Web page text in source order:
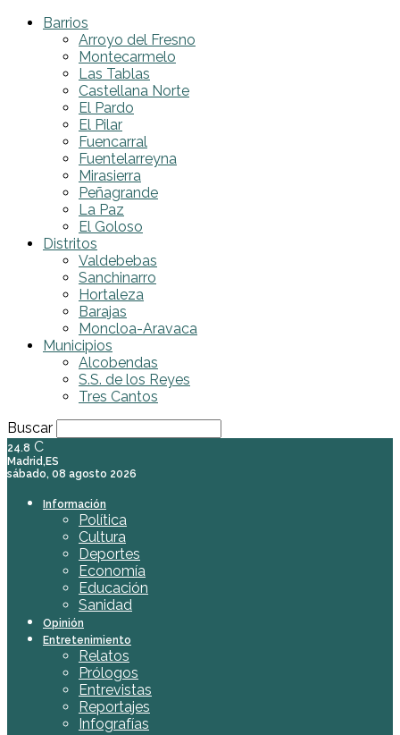
Barrios
Arroyo del Fresno
Montecarmelo
Las Tablas
Castellana Norte
El Pardo
El Pilar
Fuencarral
Fuentelarreyna
Mirasierra
Peñagrande
La Paz
El Goloso
Distritos
Valdebebas
Sanchinarro
Hortaleza
Barajas
Moncloa-Aravaca
Municipios
Alcobendas
S.S. de los Reyes
Tres Cantos
Buscar
24.8 C
Madrid,ES
sábado, 08 agosto 2026
Información
Política
Cultura
Deportes
Economía
Educación
Sanidad
Opinión
Entretenimiento
Relatos
Prólogos
Entrevistas
Reportajes
Infografías